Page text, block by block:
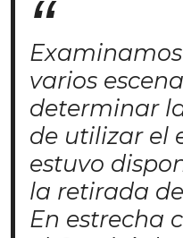
varios
determinar
de utilizar el
estuvo
la retirada
En estrecha